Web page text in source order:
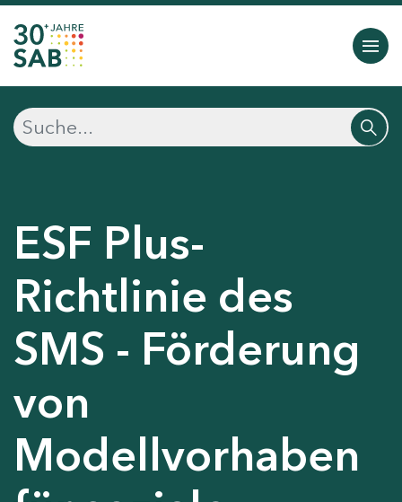
ESF Plus-
Richtlinie des
SMS - Förderung
von
Modellvorhaben